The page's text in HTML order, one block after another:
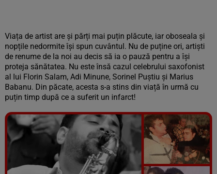
Viața de artist are și părți mai puțin plăcute, iar oboseala și
nopțile nedormite își spun cuvântul. Nu de puține ori, artiști
de renume de la noi au decis să ia o pauză pentru a își
proteja sănătatea. Nu este însă cazul celebrului saxofonist
al lui Florin Salam, Adi Minune, Sorinel Puștiu și Marius
Babanu. Din păcate, acesta s-a stins din viață în urmă cu
puțin timp după ce a suferit un infarct!